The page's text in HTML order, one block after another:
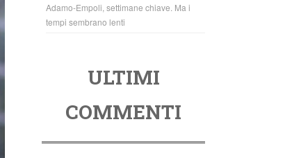
Adamo-Empoli, settimane chiave. Ma i
tempi sembrano lenti
ULTIMI
COMMENTI